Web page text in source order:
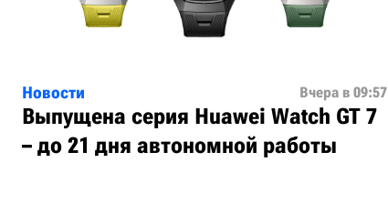
Новости Вчера в 09:57
Выпущена серия Huawei Watch GT 7
– до 21 дня автономной работы